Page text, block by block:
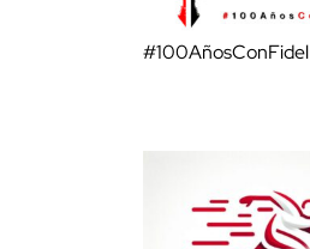
#100AñosConFidel